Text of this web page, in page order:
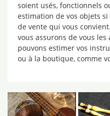
soient usés, fonctionnels
estimation de vos objets
de vente qui vous
vous assurons de vous
pouvons estimer vos
ou à la boutique, comme